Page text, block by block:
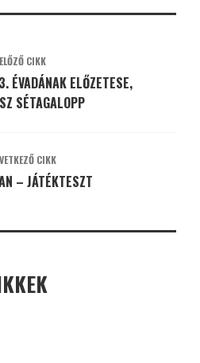
ELŐZŐ CIKK
ÉVADÁNAK ELŐZETESE,
SÉTAGALOPP
CIKK
– JÁTÉKTESZT